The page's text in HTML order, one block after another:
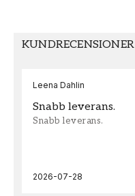
Non-Woven
KUNDRECENSIONER
Leena Dahlin
Snabb leverans.
Snabb leverans.
2026-07-28